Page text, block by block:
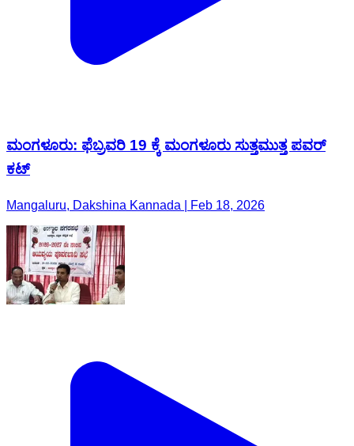
ಮಂಗಳೂರು: ಫೆಬ್ರವರಿ 19 ಕ್ಕೆ ಮಂಗಳೂರು ಸುತ್ತಮುತ್ತ ಪವರ್
ಕಟ್
Mangaluru, Dakshina Kannada | Feb 18, 2026